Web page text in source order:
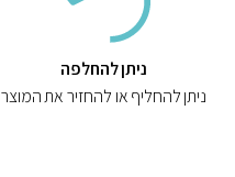
ניתן להחלפה
ניתן להחליף או להחזיר את המוצר